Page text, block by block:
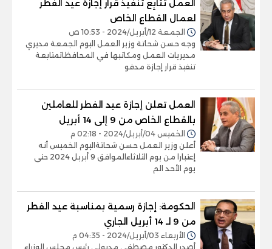
العمل تُتَابِع تنفيذ قرار إجازة عيد الفطر
لعمال القطاع الخاص
الجمعة 12/أبريل/2024 - 10:53 ص
وجه حسن شحاتة وزير العمل اليوم الجمعة مديري
مديريات العمل ومكاتبها في المحافظاتمتابعة
تنفيذ قرار إجازة مدفو
العمل تعلن إجازة عيد الفطر للعاملين
بالقطاع الخاص من 9 إلى 14 أبريل
الخميس 04/أبريل/2024 - 02:18 م
أعلن وزير العمل حسن شحاتةاليوم الخميس أنه
إعتبارا من يوم الثلاثاءالموافق 9 أبريل 2024 حتى
يوم الأحد الم
الحكومة: إجازة رسمية بمناسبة عيد الفطر
من 9 لـ 14 أبريل الجاري
الأربعاء 03/أبريل/2024 - 04:35 م
أصدر الدكتور مصطفى مدبولي رئيس مجلس الوزراء